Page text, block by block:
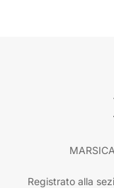
Registrato alla